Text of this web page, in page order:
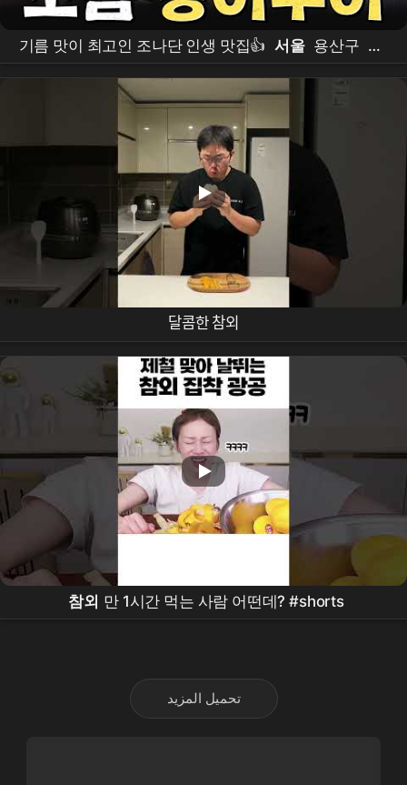
기름 맛이 최고인 조나단 인생 맛집👍 서울 용산구 장
어구이
먹방 #어디로튈지몰라 EP.8
달콤한 참외
참외 만 1시간 먹는 사람 어떤데? #shorts
تحميل المزيد